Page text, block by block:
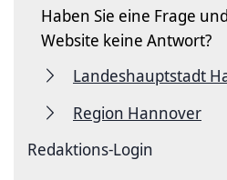
Haben Sie eine Frage
Website keine Antwort?
Landeshauptstadt
Region Hannover
Redaktions-Login